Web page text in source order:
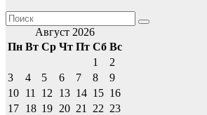
Август 2026
Пн Вт Ср Чт Пт Сб Вс
1
2
3
4 5 6 7 8
9
10 11 12 13 14 15 16
17 18 19 20 21 22 23